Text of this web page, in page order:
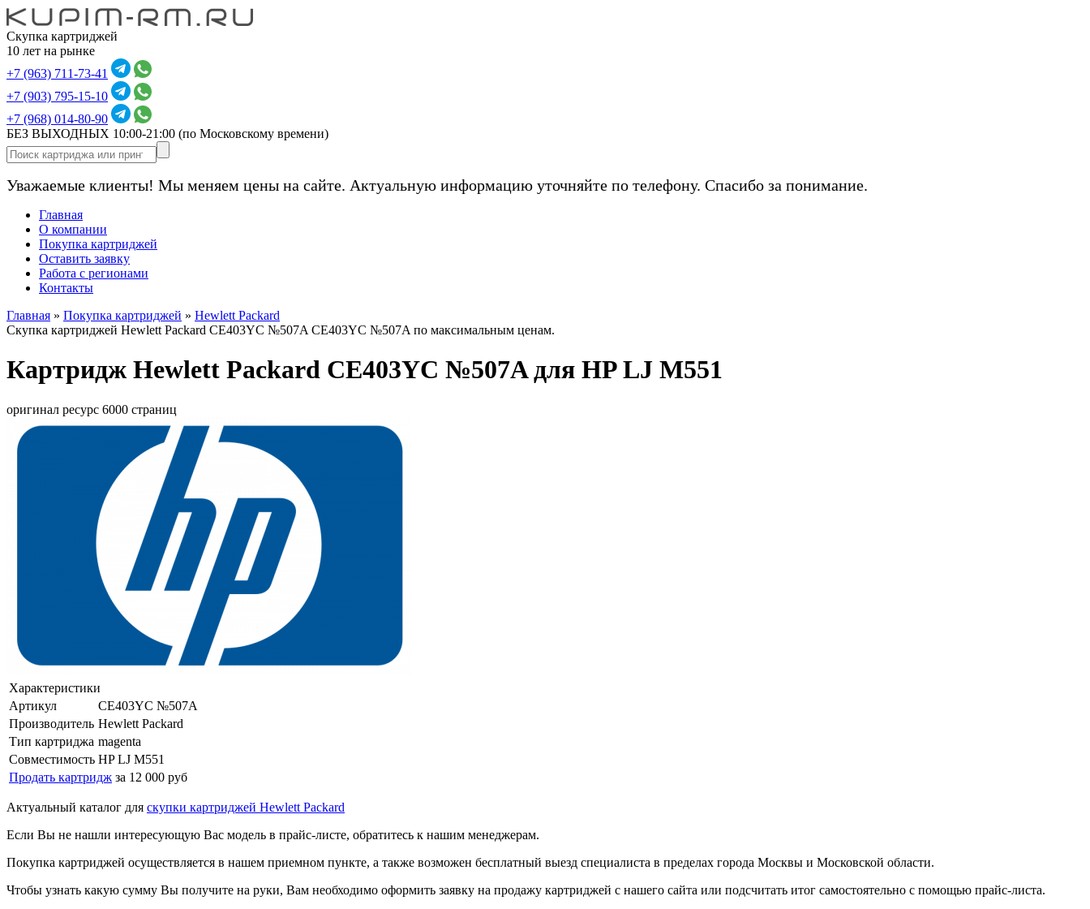
Скупка картриджей
10 лет на рынке
+7 (963) 711-73-41
+7 (903) 795-15-10
+7 (968) 014-80-90
БЕЗ ВЫХОДНЫХ 10:00-21:00 (по Московскому времени)
Уважаемые клиенты! Мы меняем цены на сайте. Актуальную информацию уточняйте по телефону. Спасибо за понимание.
Главная
О компании
Покупка картриджей
Оставить заявку
Работа с регионами
Контакты
Главная » Покупка картриджей » Hewlett Packard
Скупка картриджей Hewlett Packard CE403YC №507A CE403YC №507A по максимальным ценам.
Картридж Hewlett Packard CE403YC №507A для HP LJ M551
оригинал ресурс 6000 страниц
Характеристики
Артикул
CE403YC №507A
Производитель Hewlett Packard
Тип картриджа magenta
Совместимость HP LJ M551
Продать картридж за 12 000 руб
Актуальный каталог для скупки картриджей Hewlett Packard
Если Вы не нашли интересующую Вас модель в прайс-листе, обратитесь к нашим менеджерам.
Покупка картриджей осуществляется в нашем приемном пункте, а также возможен бесплатный выезд специалиста в пределах города Москвы и Московской области.
Чтобы узнать какую сумму Вы получите на руки, Вам необходимо оформить заявку на продажу картриджей с нашего сайта или подсчитать итог самостоятельно с помощью прайс-листа.